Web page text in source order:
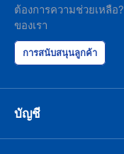
ต้องการความช่วยเหลื
ของเรา
การสนับสนุนลูกค้า
บัญชี